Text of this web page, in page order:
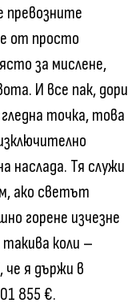
превозните
от просто
за мислене,
И все пак, дори
точка, това
наслада. Тя служи
ако светът
горене изчезне
коли –
че я държи в
855 €.